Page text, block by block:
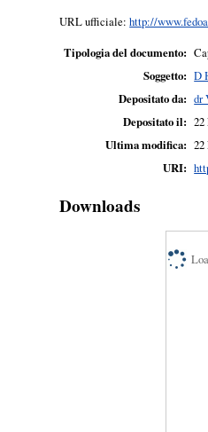
URL ufficiale:http://
Tipologia del documento:
Soggetto: D
Depositato da: dr
Depositato il: 22
Ultima modifica: 22
URI:
Downloads